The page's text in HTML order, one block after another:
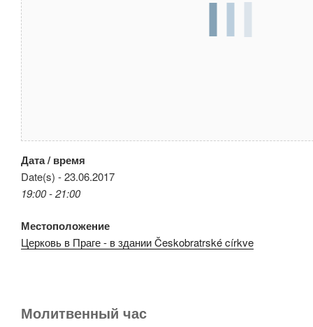
Дата / время
Date(s) - 23.06.2017
19:00 - 21:00
Местоположение
Церковь в Праге - в здании Českobratrské církve
Молитвенный час